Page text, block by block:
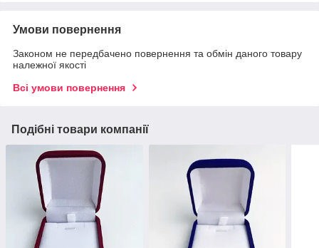
Умови повернення
Законом не передбачено повернення та обмін даного товару
належної якості
Всі умови повернення
Подібні товари компанії